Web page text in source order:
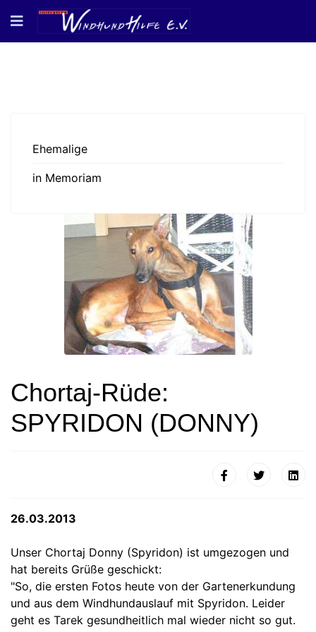
Ehemalige
in Memoriam
Chortaj-Rüde:
SPYRIDON (DONNY)
26.03.2013
Unser Chortaj Donny (Spyridon) ist umgezogen und
hat bereits Grüße geschickt:
"So, die ersten Fotos heute von der Gartenerkundung
und aus dem Windhundauslauf mit Spyridon. Leider
geht es Tarek gesundheitlich mal wieder nicht so gut.